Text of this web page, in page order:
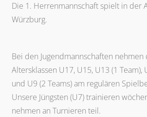
Die 1. Herrenmannschaft spielt in der
Würzburg.
Bei den Jugendmannschaften nehmen
Altersklassen U17, U15, U13 (1 Team),
und U9 (2 Teams) am regulären
Unsere Jüngsten (U7) trainieren
nehmen an Turnieren teil.